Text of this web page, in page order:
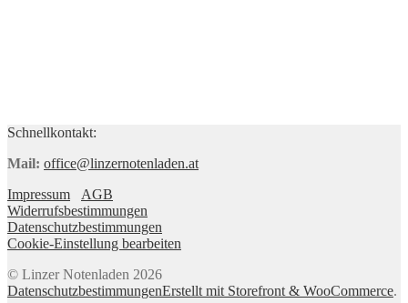
Schnellkontakt:
Mail: office@linzernotenladen.at
Impressum
AGB
Widerrufsbestimmungen
Datenschutzbestimmungen
Cookie-Einstellung bearbeiten
© Linzer Notenladen 2026
DatenschutzbestimmungenErstellt mit Storefront & WooCommerce.